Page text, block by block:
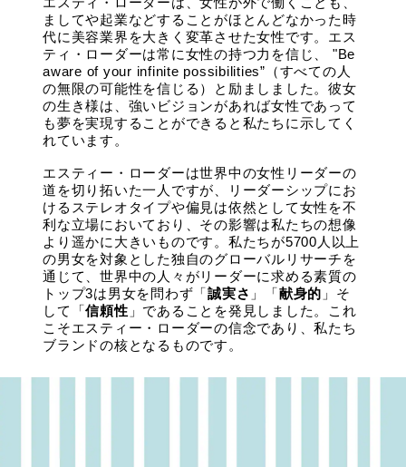
ましてや起業などすることがほとんどなかった時
代に美容業界を大きく変革させた女性です。エス
ティ・ローダーは常に女性の持つ力を信じ、 "Be
aware of your infinite possibilities”（すべての人
の無限の可能性を信じる）と励ましました。彼女
の生き様は、強いビジョンがあれば女性であって
も夢を実現することができると私たちに示してく
れています。
エスティー・ローダーは世界中の女性リーダーの
道を切り拓いた一人ですが、リーダーシップにお
けるステレオタイプや偏見は依然として女性を不
利な立場においており、その影響は私たちの想像
より遥かに大きいものです。私たちが5700人以上
の男女を対象とした独自のグローバルリサーチを
通じて、世界中の人々がリーダーに求める素質の
トップ3は男女を問わず「誠実さ 」「献身的 」そ
して「信頼性 」であることを発見しました。これ
こそエスティー・ローダーの信念であり、私たち
ブランドの核となるものです。